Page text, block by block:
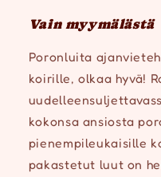
Vain myymälästä
Poronluita
koirille, olkaa hyvä!
kokonsa ansiosta
pienempileukaisille
pakastetut luut on